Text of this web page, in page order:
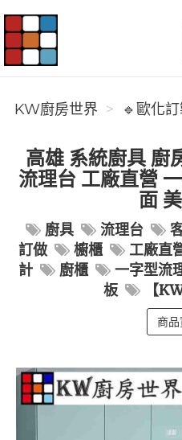
KW廚房世界
KW廚房世界 🔹歐化
高雄 系統廚具 廚
流理台 工廠直營
面
廚具 流理台
訂做
櫥櫃 工廠直
計
廚櫃 一字型流
板
【
商